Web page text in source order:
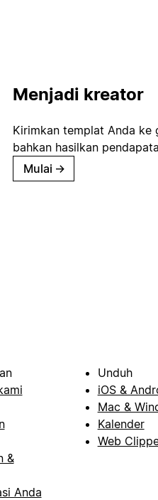
Menjadi kreator
Kirimkan templat Anda
bahkan hasilkan
Mulai →
&
Anda
Unduh
iOS &
Mac &
Kalender
Web